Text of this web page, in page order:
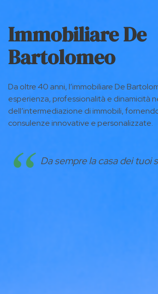
Immobiliare De
Bartolomeo
Da oltre 40 anni, l’immobiliare De
esperienza, professionalità e dinamicità
dell’intermediazione di immobili,
consulenze innovative e personalizzate.
Da sempre la casa dei tuoi